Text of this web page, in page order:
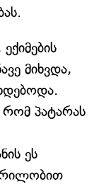
მიხვდა,
რომ პატარას
ეს